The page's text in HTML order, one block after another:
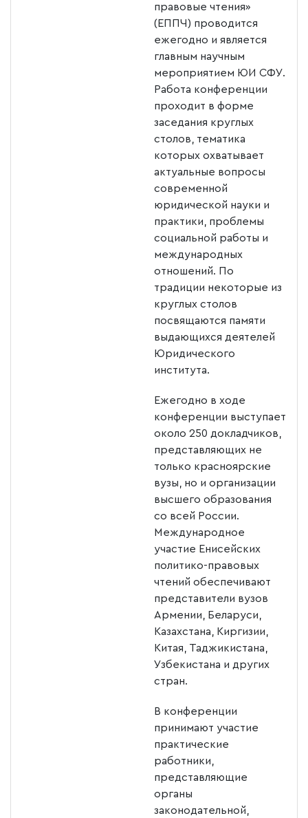
правовые чтения»
(ЕППЧ) проводится
ежегодно и является
главным научным
мероприятием ЮИ СФУ.
Работа конференции
проходит в форме
заседания круглых
столов, тематика
которых охватывает
актуальные вопросы
современной
юридической науки и
практики, проблемы
социальной работы и
международных
отношений. По
традиции некоторые из
круглых столов
посвящаются памяти
выдающихся деятелей
Юридического
института.
Ежегодно в ходе
конференции выступает
около 250 докладчиков,
представляющих не
только красноярские
вузы, но и организации
высшего образования
со всей России.
Международное
участие Енисейских
политико-правовых
чтений обеспечивают
представители вузов
Армении, Беларуси,
Казахстана, Киргизии,
Китая, Таджикистана,
Узбекистана и других
стран.
В конференции
принимают участие
практические
работники,
представляющие
органы
законодательной,